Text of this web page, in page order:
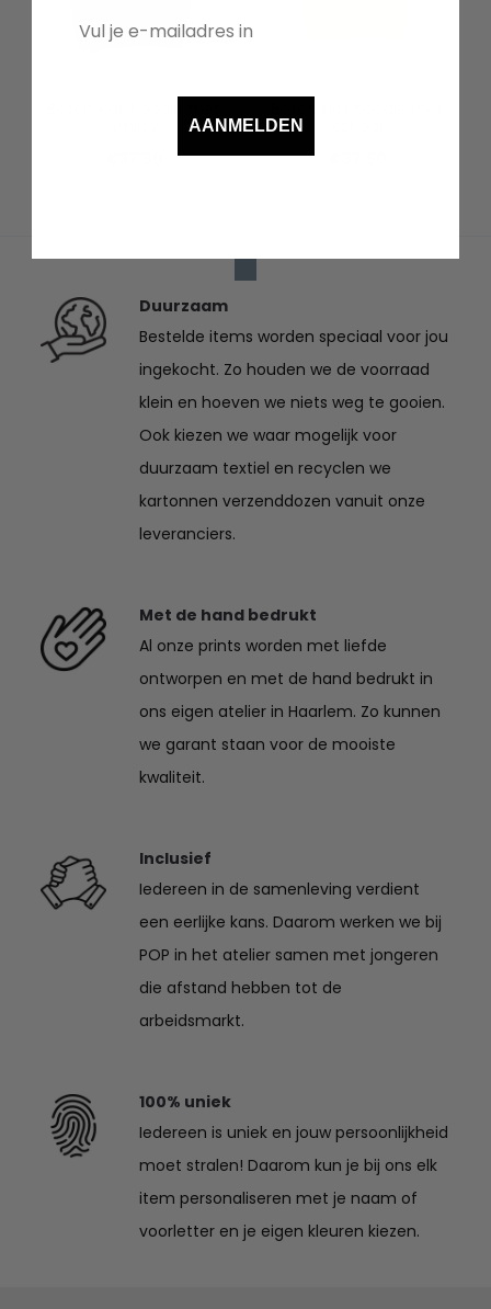
Duurzaam
Bestelde items worden speciaal voor jou
ingekocht. Zo houden we de voorraad
klein en hoeven we niets weg te gooien.
Ook kiezen we waar mogelijk voor
duurzaam textiel en recyclen we
kartonnen verzenddozen vanuit onze
leveranciers.
Met de hand bedrukt
Al onze prints worden met liefde
ontworpen en met de hand bedrukt in
ons eigen atelier in Haarlem. Zo kunnen
we garant staan voor de mooiste
kwaliteit.
Inclusief
Iedereen in de samenleving verdient
een eerlijke kans. Daarom werken we bij
POP in het atelier samen met jongeren
die afstand hebben tot de
arbeidsmarkt.
100% uniek
Iedereen is uniek en jouw persoonlijkheid
moet stralen! Daarom kun je bij ons elk
item personaliseren met je naam of
voorletter en je eigen kleuren kiezen.
AANMELDEN